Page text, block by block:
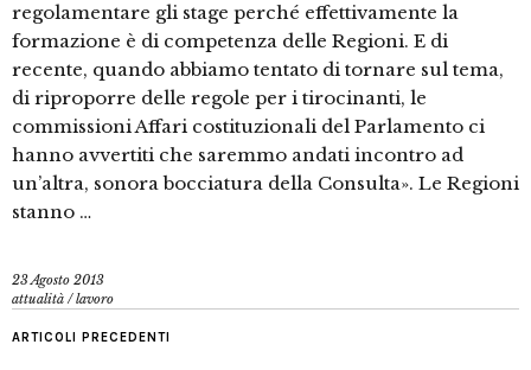
regolamentare gli stage perché effettivamente la
formazione è di competenza delle Regioni. E di
recente, quando abbiamo tentato di tornare sul tema,
di riproporre delle regole per i tirocinanti, le
commissioni Affari costituzionali del Parlamento ci
hanno avvertiti che saremmo andati incontro ad
un’altra, sonora bocciatura della Consulta». Le Regioni
stanno …
23 Agosto 2013
attualità /lavoro
ARTICOLI PRECEDENTI